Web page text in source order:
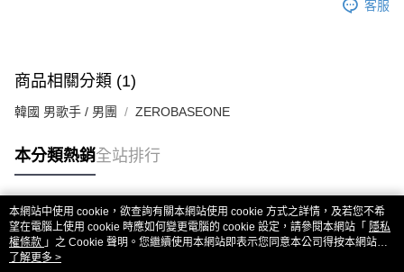
客服
商品相關分類 (1)
韓國 男歌手 / 男團 ZEROBASEONE
本分類熱銷全站排行
熱門標籤
本網站中使用 cookie，欲查詢有關本網站使用 cookie 方式之詳情，及若您不希
望在電腦上使用 cookie 時應如何變更電腦的 cookie 設定，請參閱本網站「 隱私
權條款 」之 Cookie 聲明。您繼續使用本網站即表示您同意本公司得按本網站使
用條款之 Cookie 聲明使用 cookie。
了解更多 >